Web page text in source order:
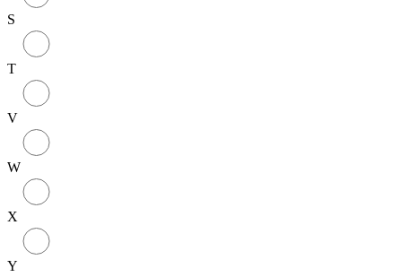
S
T
V
W
X
Y